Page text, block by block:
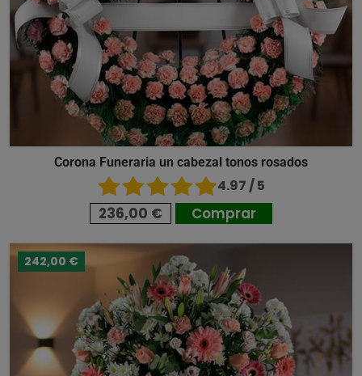
Corona Funeraria un cabezal tonos rosados
4.97 / 5
236,00 € Comprar
242,00 €